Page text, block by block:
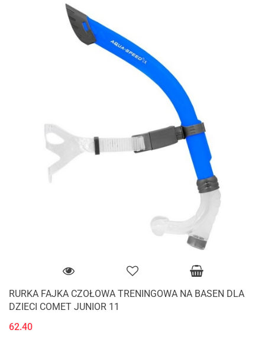
RURKA FAJKA CZOŁOWA TRENINGOWA NA BASEN DLA
DZIECI COMET JUNIOR 11
62.40